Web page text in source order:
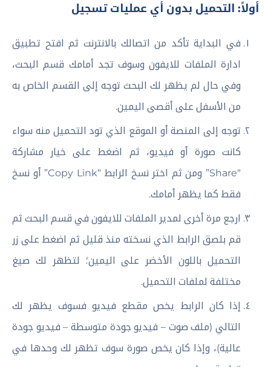
أولاً: التحميل بدون أي عمليات تسجيل
في البداية تأكد من اتصالك بالانترنت ثم افتح تطبيق
ادارة الملفات للايفون وسوف تجد أمامك قسم البحث،
وفي حال لم يظهر لك البحث توجه إلى القسم الخاص به
من الأسفل على أقصى اليمين.
توجه إلى المنصة أو الموقع الذي تود التحميل منه سواء
كانت صورة أو فيديو، ثم اضغط على خيار مشاركة
“Share” ومن ثم اختر نسخ الرابط “Copy Link” أو نسخ
فقط كما يظهر أمامك.
ارجع مرة أخرى لمدير الملفات للايفون في قسم البحث ثم
قم بلصق الرابط الذي نسخته منذ قليل ثم اضغط على زر
التحميل باللون الأخضر على اليمين؛ لتظهر لك صيغ
مختلفة لملفات التحميل.
إذا كان الرابط يخص مقطع فيديو فسوف يظهر لك
التالي (ملف صوت – فيديو جودة متوسطة – فيديو جودة
عالية)، وإذا كان يخص صورة سوف تظهر لك وحدها في